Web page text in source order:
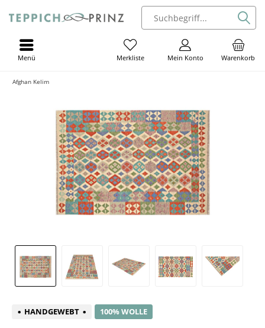
Warenkorb
Mein Konto
Merkliste
Menü
Afghan Kelim
HANDGEWEBT 100% WOLLE